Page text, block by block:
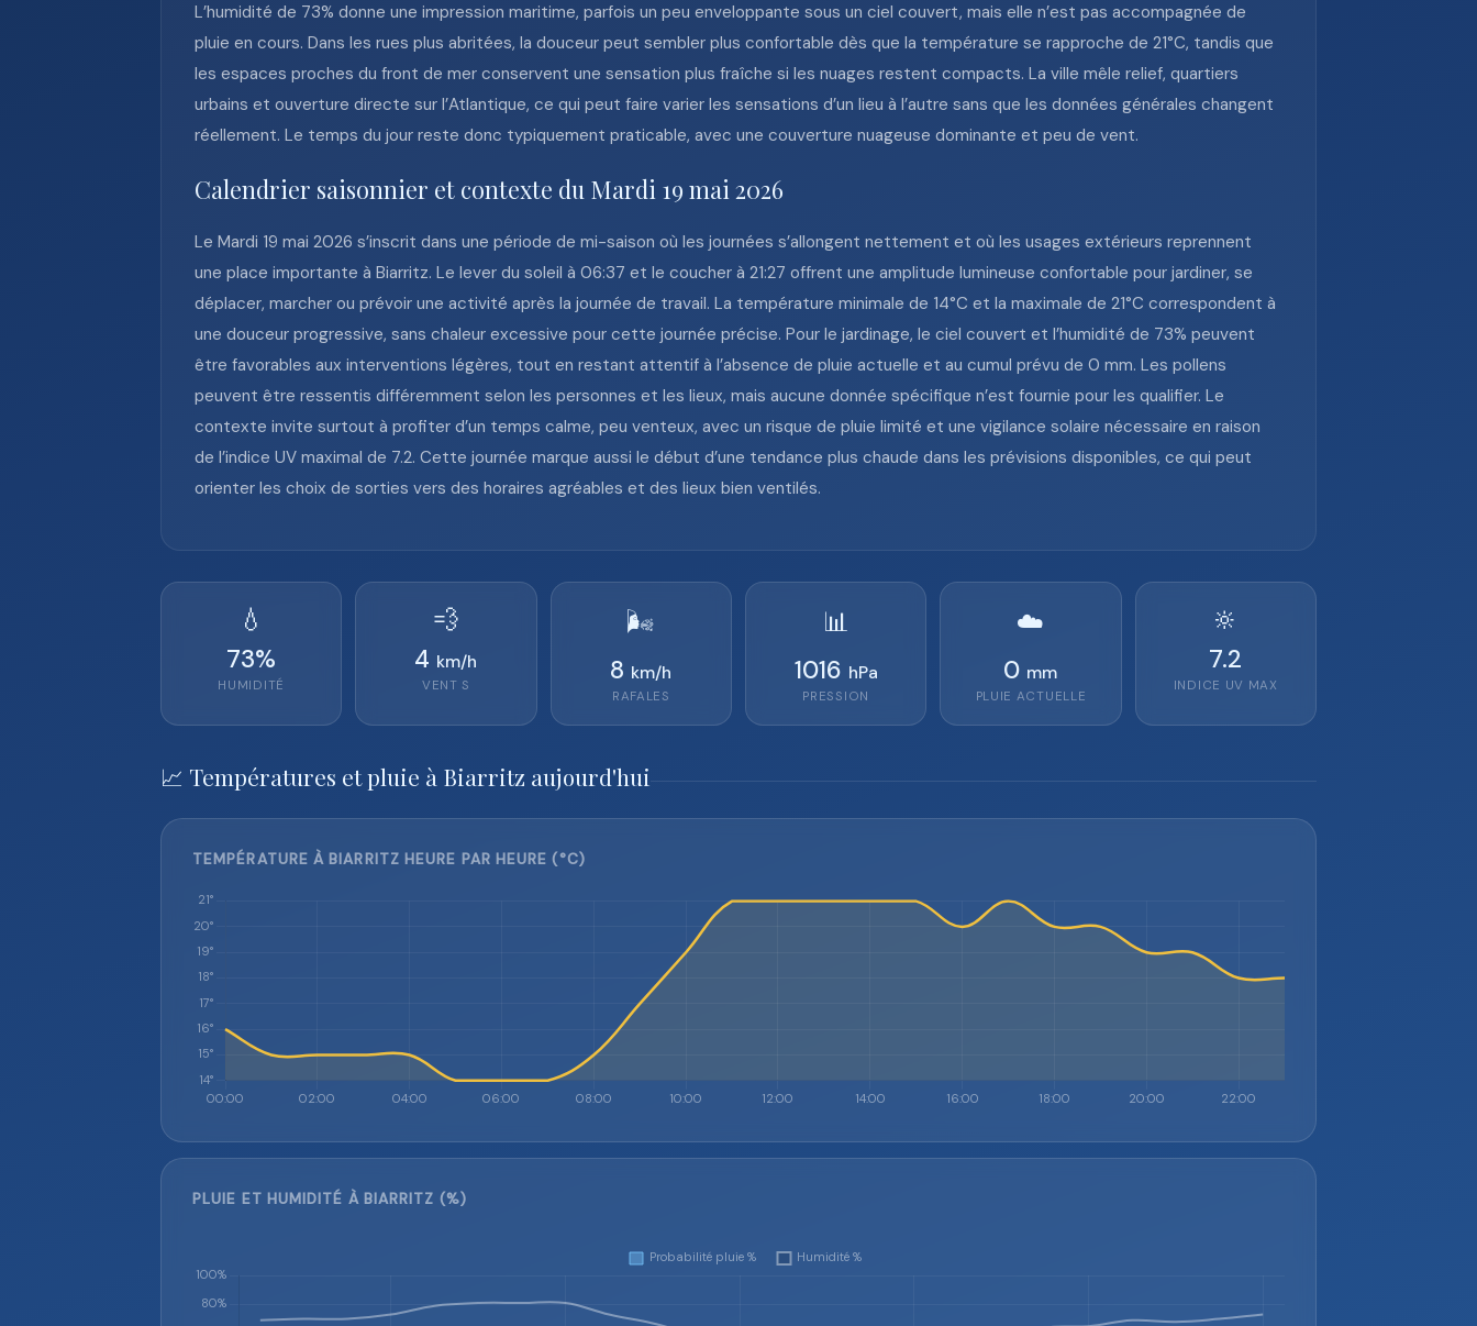
L’humidité de 73% donne une impression maritime, parfois un peu enveloppante sous un ciel couvert, mais elle n’est pas accompagnée de
pluie en cours. Dans les rues plus abritées, la douceur peut sembler plus confortable dès que la température se rapproche de 21°C, tandis que
les espaces proches du front de mer conservent une sensation plus fraîche si les nuages restent compacts. La ville mêle relief, quartiers
urbains et ouverture directe sur l’Atlantique, ce qui peut faire varier les sensations d’un lieu à l’autre sans que les données générales changent
réellement. Le temps du jour reste donc typiquement praticable, avec une couverture nuageuse dominante et peu de vent.
Calendrier saisonnier et contexte du Mardi 19 mai 2026
Le Mardi 19 mai 2026 s’inscrit dans une période de mi-saison où les journées s’allongent nettement et où les usages extérieurs reprennent
une place importante à Biarritz. Le lever du soleil à 06:37 et le coucher à 21:27 offrent une amplitude lumineuse confortable pour jardiner, se
déplacer, marcher ou prévoir une activité après la journée de travail. La température minimale de 14°C et la maximale de 21°C correspondent à
une douceur progressive, sans chaleur excessive pour cette journée précise. Pour le jardinage, le ciel couvert et l’humidité de 73% peuvent
être favorables aux interventions légères, tout en restant attentif à l’absence de pluie actuelle et au cumul prévu de 0 mm. Les pollens
peuvent être ressentis différemment selon les personnes et les lieux, mais aucune donnée spécifique n’est fournie pour les qualifier. Le
contexte invite surtout à profiter d’un temps calme, peu venteux, avec un risque de pluie limité et une vigilance solaire nécessaire en raison
de l’indice UV maximal de 7.2. Cette journée marque aussi le début d’une tendance plus chaude dans les prévisions disponibles, ce qui peut
orienter les choix de sorties vers des horaires agréables et des lieux bien ventilés.
💧
73%
HUMIDITÉ
💨
4 km/h
VENT S
🌬️
8 km/h
RAFALES
📊
1016 hPa
PRESSION
☁️
0 mm
PLUIE ACTUELLE
🔆
7.2
INDICE UV MAX
📈 Températures et pluie à Biarritz aujourd'hui
TEMPÉRATURE À BIARRITZ HEURE PAR HEURE (°C)
PLUIE ET HUMIDITÉ À BIARRITZ (%)